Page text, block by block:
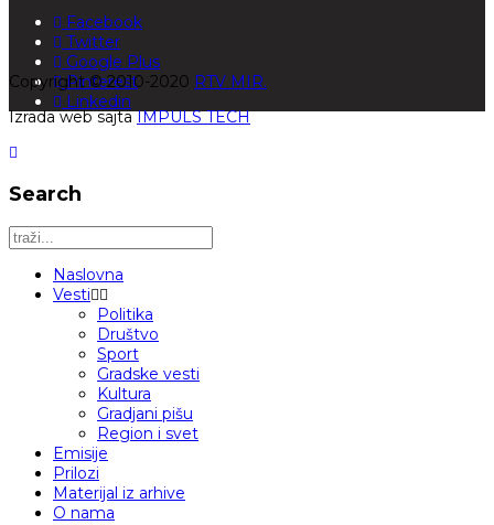
Facebook
Twitter
Google Plus
Pinterest
Linkedin
Copyright © 2010-2020 RTV MIR.
Izrada web sajtaIMPULS TECH
Search
Naslovna
Vesti
Politika
Društvo
Sport
Gradske vesti
Kultura
Gradjani pišu
Region i svet
Emisije
Prilozi
Materijal iz arhive
O nama